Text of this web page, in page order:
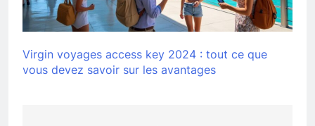
Virgin voyages access key 2024 : tout ce que
vous devez savoir sur les avantages